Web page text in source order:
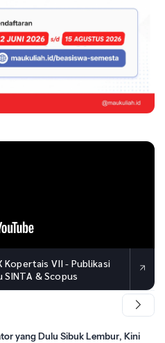
Kopertais VII - Publikasi
SINTA & Scopus
yang Dulu Sibuk Lembur, Kini